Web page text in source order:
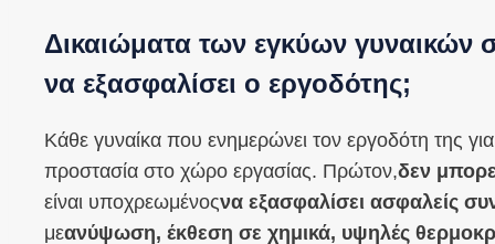
Δικαιώματα των εγκύων γυναικών
να εξασφαλίσει ο εργοδότης;
Κάθε γυναίκα που ενημερώνει τον εργοδότη της
προστασία στο χώρο εργασίας. Πρώτον,δεν
είναι υποχρεωμένοςνα εξασφαλίσει ασφαλείς
μεανύψωση, έκθεση σε χημικά, υψηλές